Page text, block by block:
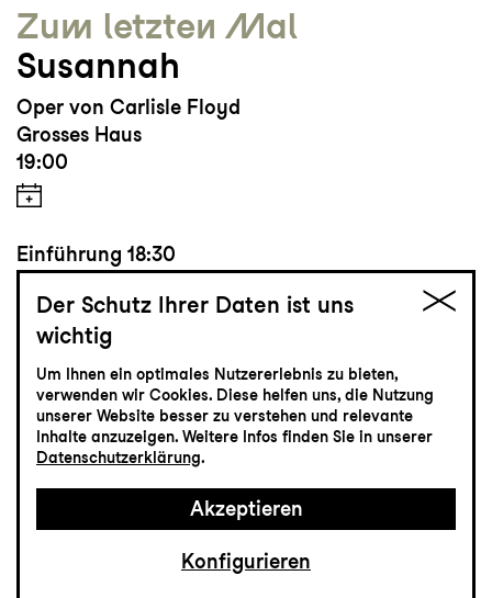
Zum letzten Mal
Susannah
Oper von Carlisle Floyd
Grosses Haus
19:00
Einführung 18:30
CHF 65-115
Musiktheater
24.4Samstag
Der Schutz Ihrer Daten ist uns
wichtig
Um Ihnen ein optimales Nutzererlebnis zu bieten,
verwenden wir Cookies. Diese helfen uns, die Nutzung
unserer Website besser zu verstehen und relevante
Inhalte anzuzeigen. Weitere Infos finden Sie in unserer
Datenschutzerklärung.
Akzeptieren
Konfigurieren